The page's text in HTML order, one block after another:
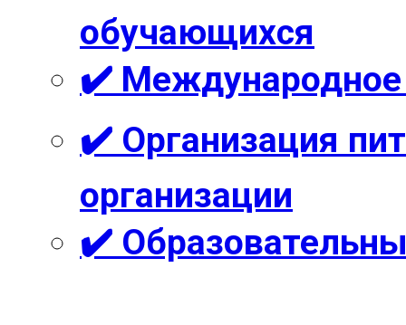
обучающихся
✔️ Международное
✔️ Организация
организации
✔️